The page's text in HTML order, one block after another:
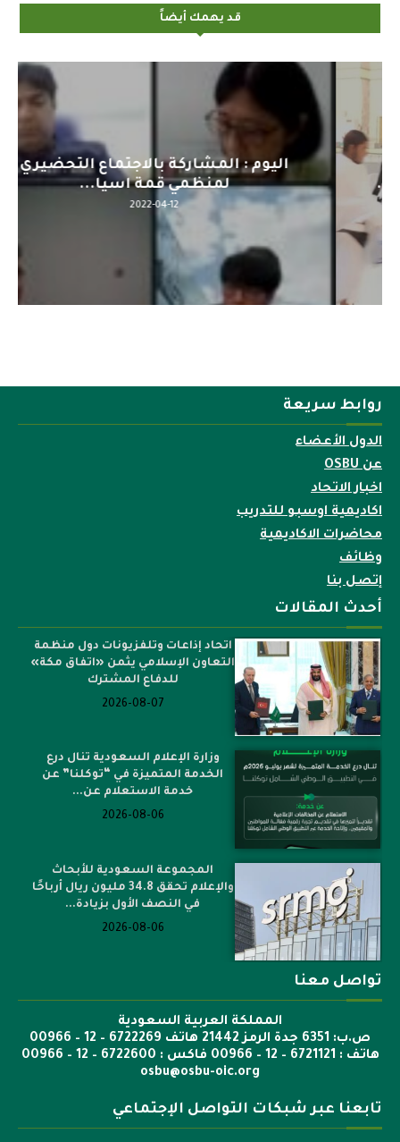
قد يهمك أيضاً
اليوم : المشاركة بالاجتماع التحضيري
لمنظمي قمة اسيا...
2022-04-12
روابط سريعة
الدول الأعضاء
عن OSBU
اخبار الاتحاد
اكاديمية اوسبو للتدريب
محاضرات الاكاديمية
وظائف
إتصل بنا
أحدث المقالات
اتحاد إذاعات وتلفزيونات دول منظمة
التعاون الإسلامي يثمن «اتفاق مكة»
للدفاع المشترك
2026-08-07
وزارة الإعلام السعودية تنال درع
الخدمة المتميزة في “توكلنا” عن
خدمة الاستعلام عن...
2026-08-06
المجموعة السعودية للأبحاث
والإعلام تحقق 34.8 مليون ريال أرباحًا
في النصف الأول بزيادة...
2026-08-06
تواصل معنا
المملكة العربية السعودية
ص.ب: 6351 جدة الرمز 21442 هاتف 6722269 – 12 – 00966
هاتف : 6721121 – 12 – 00966 فاكس : 6722600 – 12 – 00966
osbu@osbu-oic.org
تابعنا عبر شبكات التواصل الإجتماعي